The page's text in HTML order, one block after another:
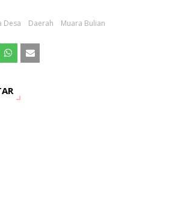
Desa Daerah Muara Bulian